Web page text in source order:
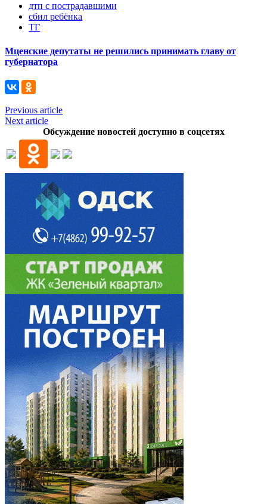
дтп с пострадавшими
сбил ребёнка
ТГ
Мценские депутаты не решились принимать главу от
губернатора
Previous article
Next article
Обсуждение новостей доступно в соцсетях